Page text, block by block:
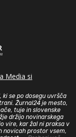
Media si
se po dosegu uvršča
Žurnal24 je mesto,
tuje in slovenske
držijo novinarskega
vire, kar žal ni praksa v
novicah prostor vsem,